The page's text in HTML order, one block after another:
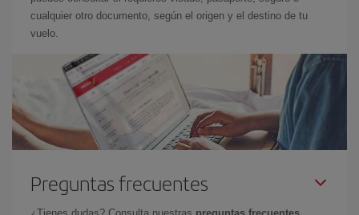
cualquier otro documento, según el origen y el destino de tu
vuelo.
Preguntas frecuentes